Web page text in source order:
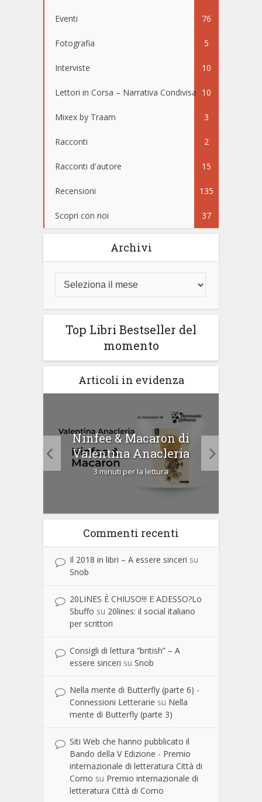
Eventi 76
Fotografia 5
Interviste 10
Lettori in Corsa – Narrativa Condivisa 10
Mixex by Traam 3
Racconti 2
Racconti d'autore 15
Recensioni 135
Scopri con noi 37
Archivi
Top Libri Bestseller del
momento
Articoli in evidenza
Ninfee & Macaron di
Valentina Anacleria
3 minuti per la lettura
Commenti recenti
Il 2018 in libri – A essere sinceri su
Snob
20LINES È CHIUSO!!! E ADESSO?Lo
Sbuffo su 20lines: il social italiano
per scrittori
Consigli di lettura “british” – A
essere sinceri su Snob
Nella mente di Butterfly (parte 6) -
Connessioni Letterarie su Nella
mente di Butterfly (parte 3)
Siti Web che hanno pubblicato il
Bando della V Edizione - Premio
internazionale di letteratura Città di
Como su Premio internazionale di
letteratura Città di Como